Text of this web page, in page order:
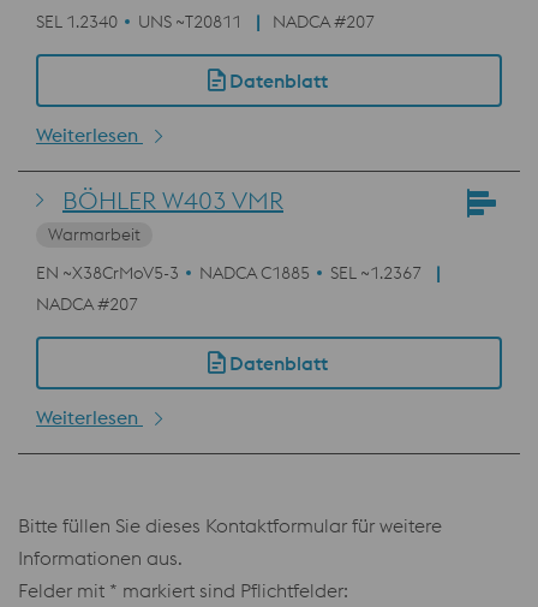
SEL 1.2340
UNS ~T20811 NADCA #207
Datenblatt
Weiterlesen
BÖHLER W403 VMR
Warmarbeit
EN ~X38CrMoV5-3
NADCA C1885
SEL ~1.2367
NADCA #207
Datenblatt
Weiterlesen
Bitte füllen Sie dieses Kontaktformular für weitere
Informationen aus.
Felder mit * markiert sind Pflichtfelder: